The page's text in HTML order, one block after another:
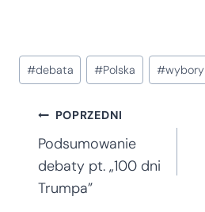
Tagi
wpisu:
#debata #Polska #wybory
Nawigacja
wpisu
POPRZEDNI
Podsumowanie
debaty pt. „100 dni
Trumpa”